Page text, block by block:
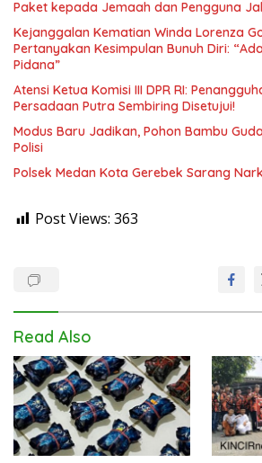
Paket kepada Jemaah dan Pengguna
Kejanggalan Kematian Winda Lorenza
Pertanyakan Kesimpulan Bunuh Diri:
Pidana”
Atensi Ketua Komisi III DPR RI:
Persadaan Putra Sembiring Disetujui!
Modus Baru Jadikan, Pohon Bambu
Polisi
Polsek Medan Kota Gerebek Sarang
Post Views: 363
Read Also